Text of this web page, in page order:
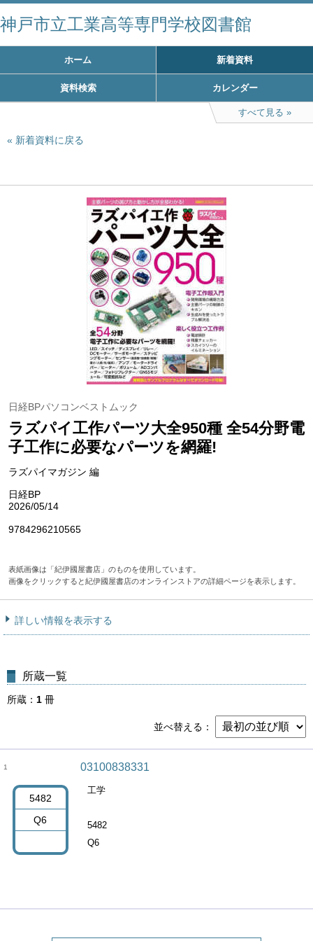
神戸市立工業高等専門学校図書館
ホーム 新着資料
資料検索 カレンダー
すべて見る
新着資料に戻る
日経BPパソコンベストムック
ラズパイ工作パーツ大全950種 全54分野電
子工作に必要なパーツを網羅!
ラズパイマガジン 編
日経BP
2026/05/14
9784296210565
表紙画像は「紀伊國屋書店」のものを使用しています。
画像をクリックすると紀伊國屋書店のオンラインストアの詳細ページを表示します。
詳しい情報を表示する
所蔵一覧
所蔵 1 冊
並べ替える
1
5482
Q6
03100838331
工学
5482
Q6